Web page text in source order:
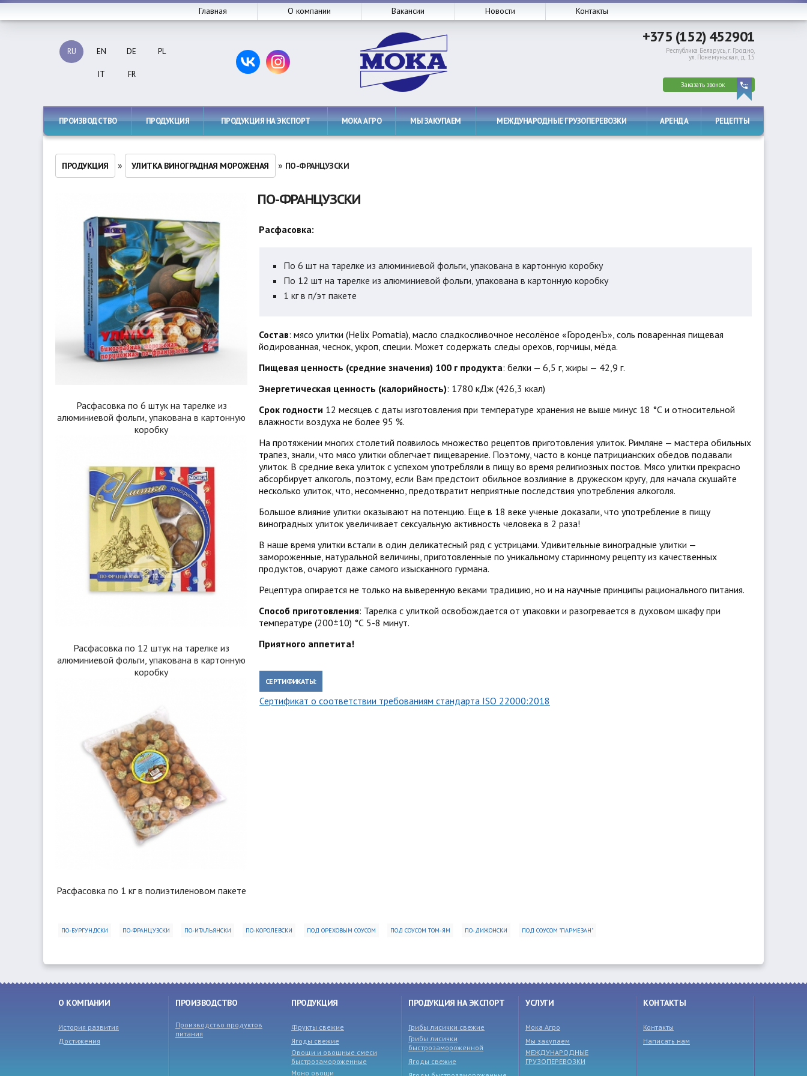
Главная О компании Вакансии Новости Контакты
RU EN DE PL
IT FR
+375 (152) 452901
Республика Беларусь, г. Гродно,
ул. Понемуньская, д. 15
Заказать звонок
ПРОИЗВОДСТВО ПРОДУКЦИЯ ПРОДУКЦИЯ НА ЭКСПОРТ МОКА АГРО МЫ ЗАКУПАЕМ МЕЖДУНАРОДНЫЕ ГРУЗОПЕРЕВОЗКИ АРЕНДА РЕЦЕПТЫ
ПРОДУКЦИЯ » УЛИТКА ВИНОГРАДНАЯ МОРОЖЕНАЯ » ПО-ФРАНЦУЗСКИ
Расфасовка по 6 штук на тарелке из
алюминиевой фольги, упакована в картонную
коробку
Расфасовка по 12 штук на тарелке из
алюминиевой фольги, упакована в картонную
коробку
Расфасовка по 1 кг в полиэтиленовом пакете
ПО-ФРАНЦУЗСКИ
Расфасовка:
по 6 шт на тарелке из алюминиевой фольги, упакована в картонную коробку
по 12 шт на тарелке из алюминиевой фольги, упакована в картонную коробку
1 кг в п/эт пакете
Состав: мясо улитки (Helix Pomatia), масло сладкосливочное несолёное «ГороденЪ», соль поваренная пищевая
йодированная, чеснок, укроп, специи. Может содержать следы орехов, горчицы, мёда.
Пищевая ценность (средние значения) 100 г продукта: белки — 6,5 г, жиры — 42,9 г.
Энергетическая ценность (калорийность): 1780 кДж (426,3 ккал)
Срок годности 12 месяцев с даты изготовления при температуре хранения не выше минус 18 °С и относительной
влажности воздуха не более 95 %.
На протяжении многих столетий появилось множество рецептов приготовления улиток. Римляне — мастера обильных
трапез, знали, что мясо улитки облегчает пищеварение. Поэтому, часто в конце патрицианских обедов подавали
улиток. В средние века улиток с успехом употребляли в пищу во время религиозных постов. Мясо улитки прекрасно
абсорбирует алкоголь, поэтому, если Вам предстоит обильное возлияние в дружеском кругу, для начала скушайте
несколько улиток, что, несомненно, предотвратит неприятные последствия употребления алкоголя.
Большое влияние улитки оказывают на потенцию. Еще в 18 веке ученые доказали, что употребление в пищу
виноградных улиток увеличивает сексуальную активность человека в 2 раза!
В наше время улитки встали в один деликатесный ряд с устрицами. Удивительные виноградные улитки —
замороженные, натуральной величины, приготовленные по уникальному старинному рецепту из качественных
продуктов, очаруют даже самого изысканного гурмана.
Рецептура опирается не только на выверенную веками традицию, но и на научные принципы рационального питания.
Способ приготовления: Тарелка с улиткой освобождается от упаковки и разогревается в духовом шкафу при
температуре (200±10) °С 5-8 минут.
Приятного аппетита!
СЕРТИФИКАТЫ:
Сертификат о соответствии требованиям стандарта ISO 22000:2018
ПО-БУРГУНДСКИ ПО-ФРАНЦУЗСКИ ПО-ИТАЛЬЯНСКИ ПО-КОРОЛЕВСКИ ПОД ОРЕХОВЫМ СОУСОМ ПОД СОУСОМ ТОМ-ЯМ ПО-ДИЖОНСКИ ПОД СОУСОМ "ПАРМЕЗАН"
О КОМПАНИИ
История развития
Достижения
ПРОИЗВОДСТВО
Производство продуктов
питания
ПРОДУКЦИЯ
Фрукты свежие
Ягоды свежие
Овощи и овощные смеси
быстрозамороженные
Моно овощи
ПРОДУКЦИЯ НА ЭКСПОРТ
Грибы лисички свежие
Грибы лисички
быстрозамороженной
Ягоды свежие
УСЛУГИ
Мока Агро
Мы закупаем
МЕЖДУНАРОДНЫЕ
ГРУЗОПЕРЕВОЗКИ
КОНТАКТЫ
Контакты
Написать нам